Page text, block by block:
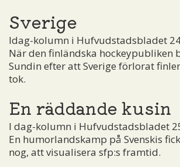
Sverige
Idag-kolumn i Hufvudstadsbladet
När den finländska hockeypubliken
Sundin efter att Sverige förlorat
tok.
En räddande kusin
I dag-kolumn i Hufvudstadsbladet
En humorlandskamp på Svenskis
nog, att visualisera sfp:s framtid.